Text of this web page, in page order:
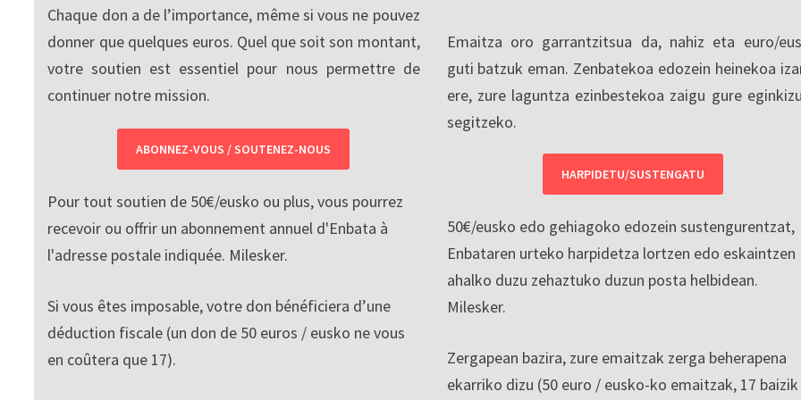
Chaque don a de l’importance, même si vous ne pouvez
donner que quelques euros. Quel que soit son montant,
votre soutien est essentiel pour nous permettre de
continuer notre mission.
ABONNEZ-VOUS / SOUTENEZ-NOUS
Pour tout soutien de 50€/eusko ou plus, vous pourrez
recevoir ou offrir un abonnement annuel d'Enbata à
l'adresse postale indiquée. Milesker.
Si vous êtes imposable, votre don bénéficiera d’une
déduction fiscale (un don de 50 euros / eusko ne vous
en coûtera que 17).
Emaitza oro garrantzitsua da, nahiz eta euro/
guti batzuk eman. Zenbatekoa edozein heinekoa
ere, zure laguntza ezinbestekoa zaigu gure
segitzeko.
HARPIDETU/SUSTENGATU
50€/eusko edo gehiagoko edozein sustengurentzat,
Enbataren urteko harpidetza lortzen edo eskaintzen
ahalko duzu zehaztuko duzun posta helbidean.
Milesker.
Zergapean bazira, zure emaitzak zerga beherapena
ekarriko dizu (50 euro / eusko-ko emaitzak, 17 baizik